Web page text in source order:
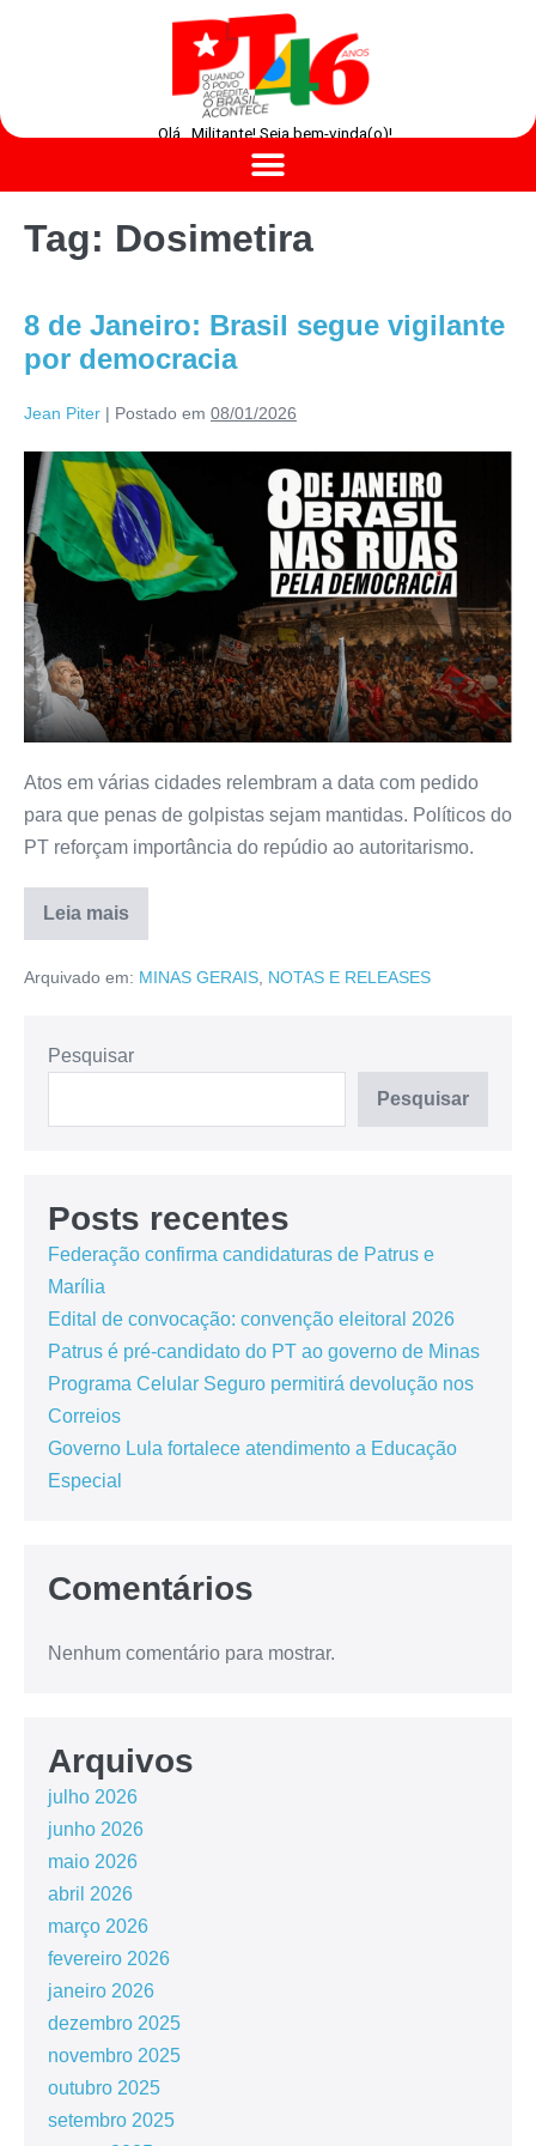
Olá , Militante! Seja bem-vinda(o)!
Tag: Dosimetira
8 de Janeiro: Brasil segue vigilante
por democracia
Jean Piter | Postado em 08/01/2026
Atos em várias cidades relembram a data com pedido
para que penas de golpistas sejam mantidas. Políticos do
PT reforçam importância do repúdio ao autoritarismo.
Leia mais
Arquivado em: MINAS GERAIS NOTAS E RELEASES
Pesquisar
Pesquisar
Posts recentes
Federação confirma candidaturas de Patrus e
Marília
Edital de convocação: convenção eleitoral 2026
Patrus é pré-candidato do PT ao governo de Minas
Programa Celular Seguro permitirá devolução nos
Correios
Governo Lula fortalece atendimento a Educação
Especial
Comentários
Nenhum comentário para mostrar.
Arquivos
julho 2026
junho 2026
maio 2026
abril 2026
março 2026
fevereiro 2026
janeiro 2026
dezembro 2025
novembro 2025
outubro 2025
setembro 2025